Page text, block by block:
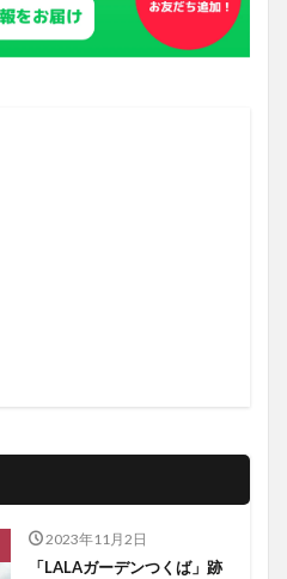
2023年11月2日
「LALAガーデンつくば」跡